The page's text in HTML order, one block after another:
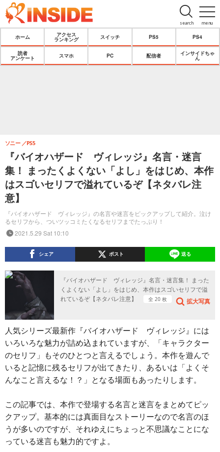
menu
search
ホーム
アクセス
ランキング
スイッチ PS5 PS4
読者
アンケート
スマホ PC 配信者
インサイドちゃ
ん
『バイオハザード ヴィレッジ』名言・迷言
集！ まったくよくない「よし」をはじめ、本作
はスゴいセリフで溢れているぞ【ネタバレ注
意】
『バイオハザード ヴィレッジ』の名言や迷言をピックアップして紹介。泣け
るセリフから、ついツッコミたくなるセリフまでたっぷり！
ソニー PS5
2021.5.29 Sat 10:10
シェア ポスト 送る
『バイオハザード ヴィレッジ』名言・迷言集！ まった
くよくない「よし」をはじめ、本作はスゴいセリフで溢
れているぞ【ネタバレ注意】
全 20 枚 拡大写真
人気シリーズ最新作『バイオハザード ヴィレッジ』には
いろいろな魅力が詰め込まれていますが、「キャラクター
のセリフ」もそのひとつと言えるでしょう。本作を遊んで
いると記憶に残るセリフが出てきたり、あるいは「よくそ
んなこと言えるな！？」となる場面もあったりします。
この記事では、本作で登場する名言と迷言をまとめてピッ
クアップ。基本的には真面目なストーリーなので名言のほ
うが多いのですが、それゆえにちょっと不思議なことにな
っている迷言も魅力的ですよ。